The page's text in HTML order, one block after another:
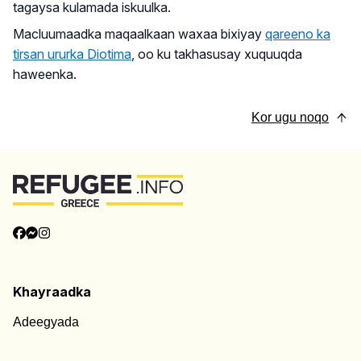
tagaysa kulamada iskuulka.
Macluumaadka maqaalkaan waxaa bixiyay qareeno ka
tirsan ururka Diotima , oo ku takhasusay xuquuqda
haweenka.
Kor ugu noqo
Khayraadka
Adeegyada